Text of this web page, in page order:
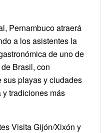
Pernambuco atraerá
a los asistentes la
de uno de
Brasil, con
sus playas y ciudades
tradiciones más
Visita Gijón/Xixón y